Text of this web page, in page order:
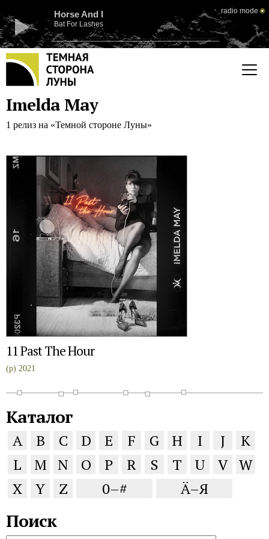
Horse And I
Bat For Lashes
radio mode
Imelda May
1 релиз на «Темной стороне Луны»
11 Past The Hour
(p) 2021
Каталог
A B C D E F G H I J
K
L
M N O P R S T U V W
X
Y Z 0–# Ä–Я
Поиск